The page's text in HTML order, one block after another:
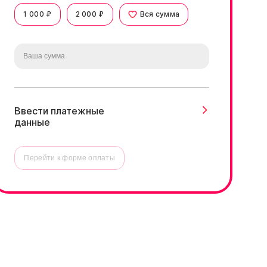
1 000 ₽ 2 000 ₽ Вся сумма
Ввести платежные
данные
Перейти к форме оплаты